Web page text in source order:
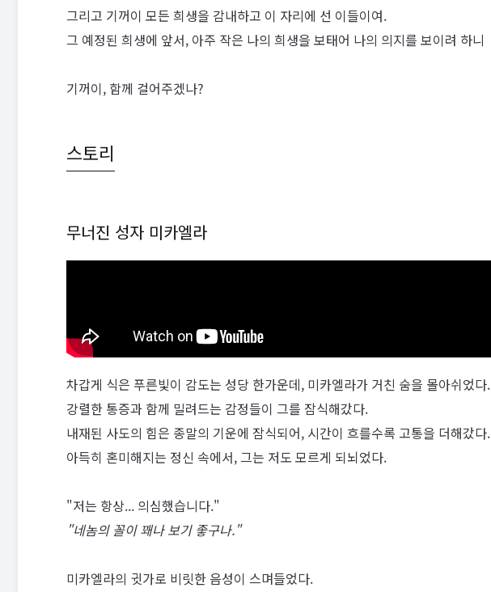
그리고 기꺼이 모든 희생을 감내하고 이 자리에 선 이들이여.
그 예정된 희생에 앞서, 아주 작은 나의 희생을 보태어 나의 의지를 보이려 하니
기꺼이, 함께 걸어주겠나?
스토리
무너진 성자 미카엘라
차갑게 식은 푸른빛이 감도는 성당 한가운데, 미카엘라가 거친 숨을 몰아쉬었다.
강렬한 통증과 함께 밀려드는 감정들이 그를 잠식해갔다.
내재된 사도의 힘은 종말의 기운에 잠식되어, 시간이 흐를수록 고통을 더해갔다.
아득히 혼미해지는 정신 속에서, 그는 저도 모르게 되뇌었다.
"저는 항상... 의심했습니다."
"네놈의 꼴이 꽤나 보기 좋구나."
미카엘라의 귓가로 비릿한 음성이 스며들었다.